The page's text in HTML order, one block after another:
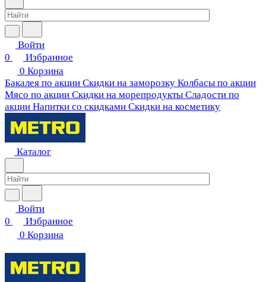
Войти
0
Избранное
0 Корзина
Бакалея по акции Скидки на заморозку Колбасы по акции
Мясо по акции Скидки на морепродукты Сладости по
акции Напитки со скидками Скидки на косметику
Каталог
Войти
0
Избранное
0 Корзина